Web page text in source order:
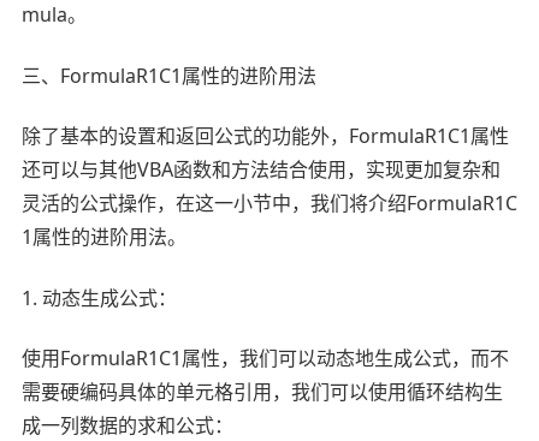
mula。
三、FormulaR1C1属性的进阶用法
除了基本的设置和返回公式的功能外，FormulaR1C1属性
还可以与其他VBA函数和方法结合使用，实现更加复杂和
灵活的公式操作，在这一小节中，我们将介绍FormulaR1C
1属性的进阶用法。
1. 动态生成公式：
使用FormulaR1C1属性，我们可以动态地生成公式，而不
需要硬编码具体的单元格引用，我们可以使用循环结构生
成一列数据的求和公式：